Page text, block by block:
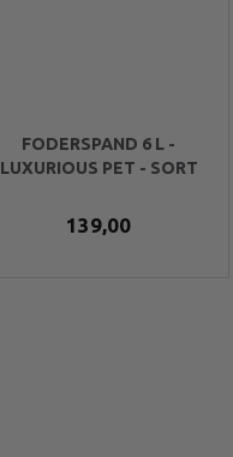
FODERSPAND 6 L -
LUXURIOUS PET - SORT
139,00